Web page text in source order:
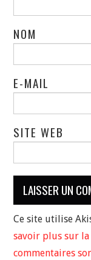
NOM
E-MAIL
SITE WEB
Ce site utilise
savoir plus sur la
commentaires